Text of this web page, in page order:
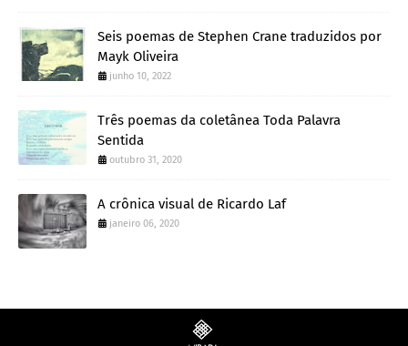
Seis poemas de Stephen Crane traduzidos por
Mayk Oliveira
junho 10, 2022
Três poemas da coletânea Toda Palavra
Sentida
outubro 31, 2020
A crônica visual de Ricardo Laf
janeiro 06, 2020